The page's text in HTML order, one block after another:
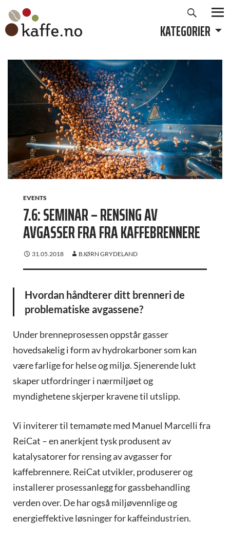
Hopp
innhold
KATEGORIER
EVENTS
7.6: SEMINAR – RENSING AV
AVGASSER FRA FRA KAFFEBRENNERE
31.05.2018 BJØRN GRYDELAND
Hvordan håndterer ditt brenneri de
problematiske avgassene?
Under brenneprosessen oppstår gasser
hovedsakelig i form av hydrokarboner som kan
være farlige for helse og miljø. Sjenerende lukt
skaper utfordringer i nærmiljøet og
myndighetene skjerper kravene til utslipp.
Vi inviterer til temamøte med Manuel Marcelli fra
ReiCat – en anerkjent tysk produsent av
katalysatorer for rensing av avgasser for
kaffebrennere. ReiCat utvikler, produserer og
installerer prosessanlegg for gassbehandling
verden over. De har også miljøvennlige og
energieffektive løsninger for kaffeindustrien.